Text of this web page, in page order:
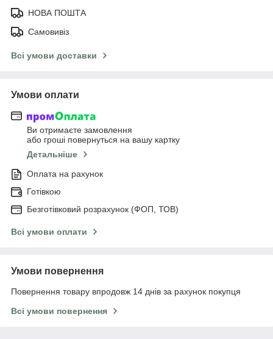
НОВА ПОШТА
Самовивіз
Всі умови доставки
Умови оплати
Ви отримаєте замовлення
або гроші повернуться на вашу картку
Детальніше
Оплата на рахунок
Готівкою
Безготівковий розрахунок (ФОП, ТОВ)
Всі умови оплати
Умови повернення
Повернення товару впродовж 14 днів за рахунок покупця
Всі умови повернення